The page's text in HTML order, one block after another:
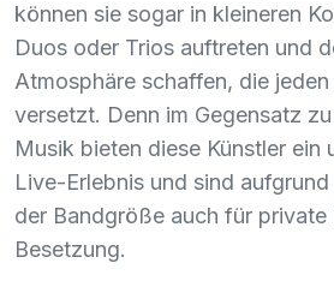
können sie sogar in kleineren
Duos oder Trios auftreten und
Atmosphäre schaffen, die jeden
versetzt. Denn im Gegensatz
Musik bieten diese Künstler ein
Live-Erlebnis und sind
der Bandgröße auch für private
Besetzung.